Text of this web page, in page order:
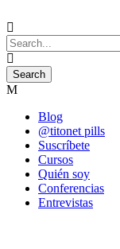
Blog
@titonet pills
Suscríbete
Cursos
Quién soy
Conferencias
Entrevistas